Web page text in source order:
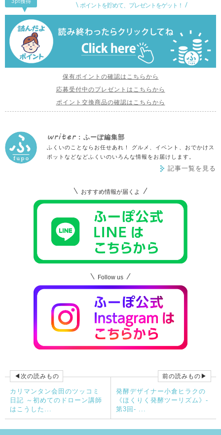
ポイントを貯めて、プレゼントをゲット！
保有ポイントの確認はこちらから
応募受付中のプレゼントはこちらから
ポイント交換商品の確認はこちらから
writer : ふーぽ編集部
ふくいのことならお任せあれ！ グルメ、イベント、おでかけス
ポットなどなどふくいのいろんな情報をお届けします。
記事一覧を見る
おすすめ情報が届くよ
Follow us
◀次の読みもの
カリマンタン会田のツッコミ
日記 ～初めてのドローン講師
はこうした...
前の読みもの▶
発酵デザイナー小倉ヒラクの
《ほくりく発酵ツーリズム》-
第3回- ...